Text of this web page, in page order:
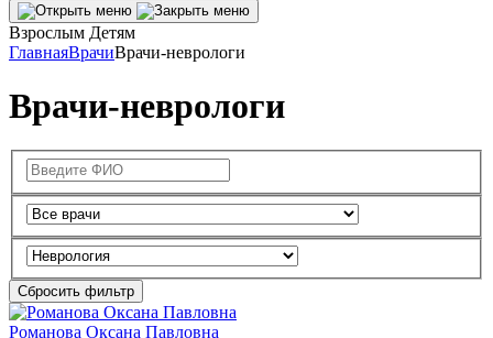
Взрослым Детям
ГлавнаяВрачиВрачи-неврологи
Врачи-неврологи
Сбросить фильтр
Романова Оксана Павловна